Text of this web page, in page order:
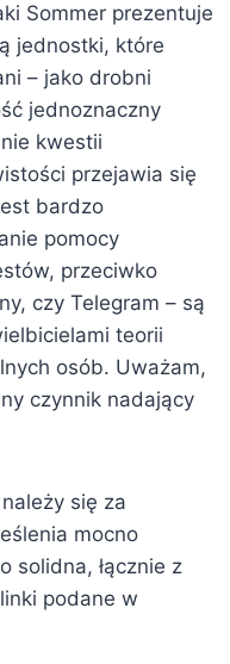
Sommer prezentuje
jednostki, które
– jako drobni
jednoznaczny
kwestii
przejawia się
bardzo
pomocy
przeciwko
czy Telegram – są
teorii
osób. Uważam,
czynnik nadający
się za
mocno
solidna, łącznie z
podane w